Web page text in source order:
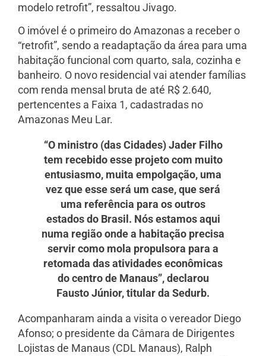
modelo retrofit”, ressaltou Jivago.
O imóvel é o primeiro do Amazonas a receber o
“retrofit”, sendo a readaptação da área para uma
habitação funcional com quarto, sala, cozinha e
banheiro. O novo residencial vai atender famílias
com renda mensal bruta de até R$ 2.640,
pertencentes a Faixa 1, cadastradas no
Amazonas Meu Lar.
“O ministro (das Cidades) Jader Filho
tem recebido esse projeto com muito
entusiasmo, muita empolgação, uma
vez que esse será um case, que será
uma referência para os outros
estados do Brasil. Nós estamos aqui
numa região onde a habitação precisa
servir como mola propulsora para a
retomada das atividades econômicas
do centro de Manaus”, declarou
Fausto Júnior, titular da Sedurb.
Acompanharam ainda a visita o vereador Diego
Afonso; o presidente da Câmara de Dirigentes
Lojistas de Manaus (CDL Manaus), Ralph